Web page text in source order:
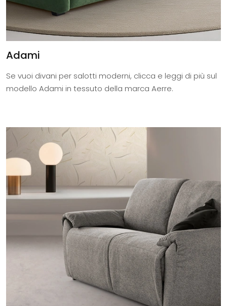
Adami
Se vuoi divani per salotti moderni, clicca e leggi di più sul
modello Adami in tessuto della marca Aerre.